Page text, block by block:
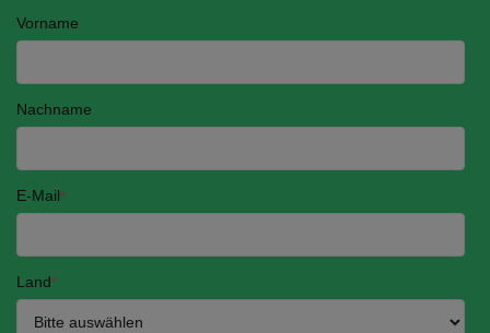
Vorname
Nachname
E-Mail*
Land*